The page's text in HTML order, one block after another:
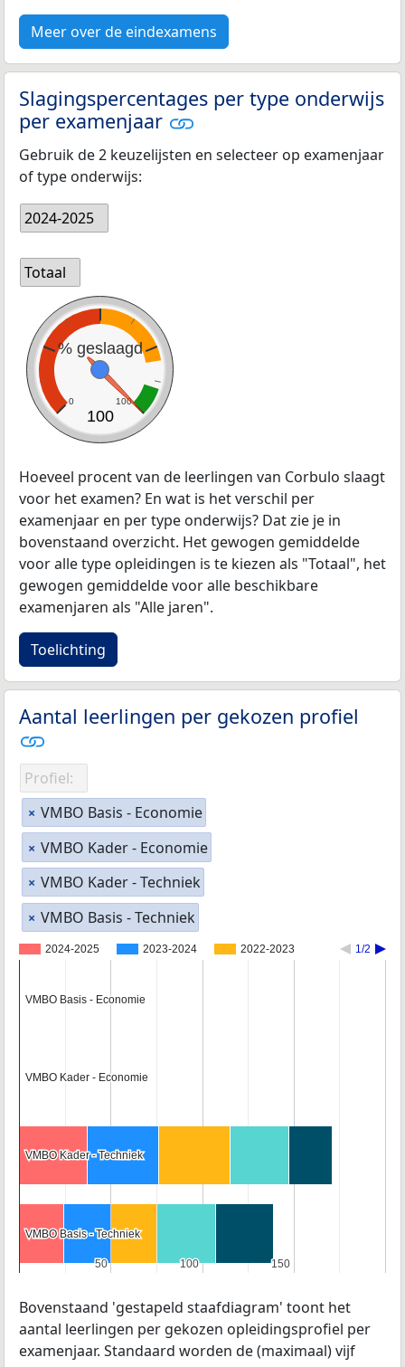
Meer over de eindexamens
Slagingspercentages per type onderwijs
per examenjaar
Gebruik de 2 keuzelijsten en selecteer op examenjaar
of type onderwijs:
2024-2025
Totaal
% geslaagd
0 100
100
Hoeveel procent van de leerlingen van Corbulo slaagt
voor het examen? En wat is het verschil per
examenjaar en per type onderwijs? Dat zie je in
bovenstaand overzicht. Het gewogen gemiddelde
voor alle type opleidingen is te kiezen als "Totaal", het
gewogen gemiddelde voor alle beschikbare
examenjaren als "Alle jaren".
Toelichting
Aantal leerlingen per gekozen profiel
Profiel:
× VMBO Basis - Economie
× VMBO Kader - Economie
× VMBO Kader - Techniek
× VMBO Basis - Techniek
2024-2025 2023-2024 2022-2023 1/2
50
50 100
100 150
150
VMBO Basis - Economie
VMBO Basis - Economie
VMBO Kader - Economie
VMBO Kader - Economie
VMBO Kader - Techniek
VMBO Kader - Techniek
VMBO Basis - Techniek
VMBO Basis - Techniek
Bovenstaand 'gestapeld staafdiagram' toont het
aantal leerlingen per gekozen opleidingsprofiel per
examenjaar. Standaard worden de (maximaal) vijf